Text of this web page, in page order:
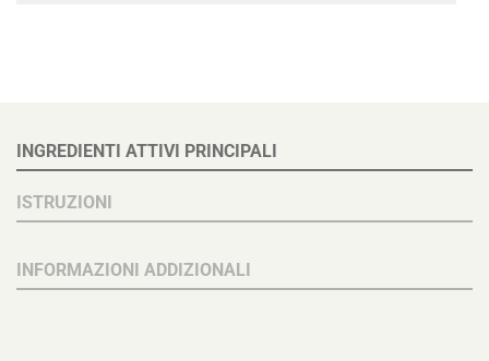
INGREDIENTI ATTIVI PRINCIPALI
ISTRUZIONI
INFORMAZIONI ADDIZIONALI